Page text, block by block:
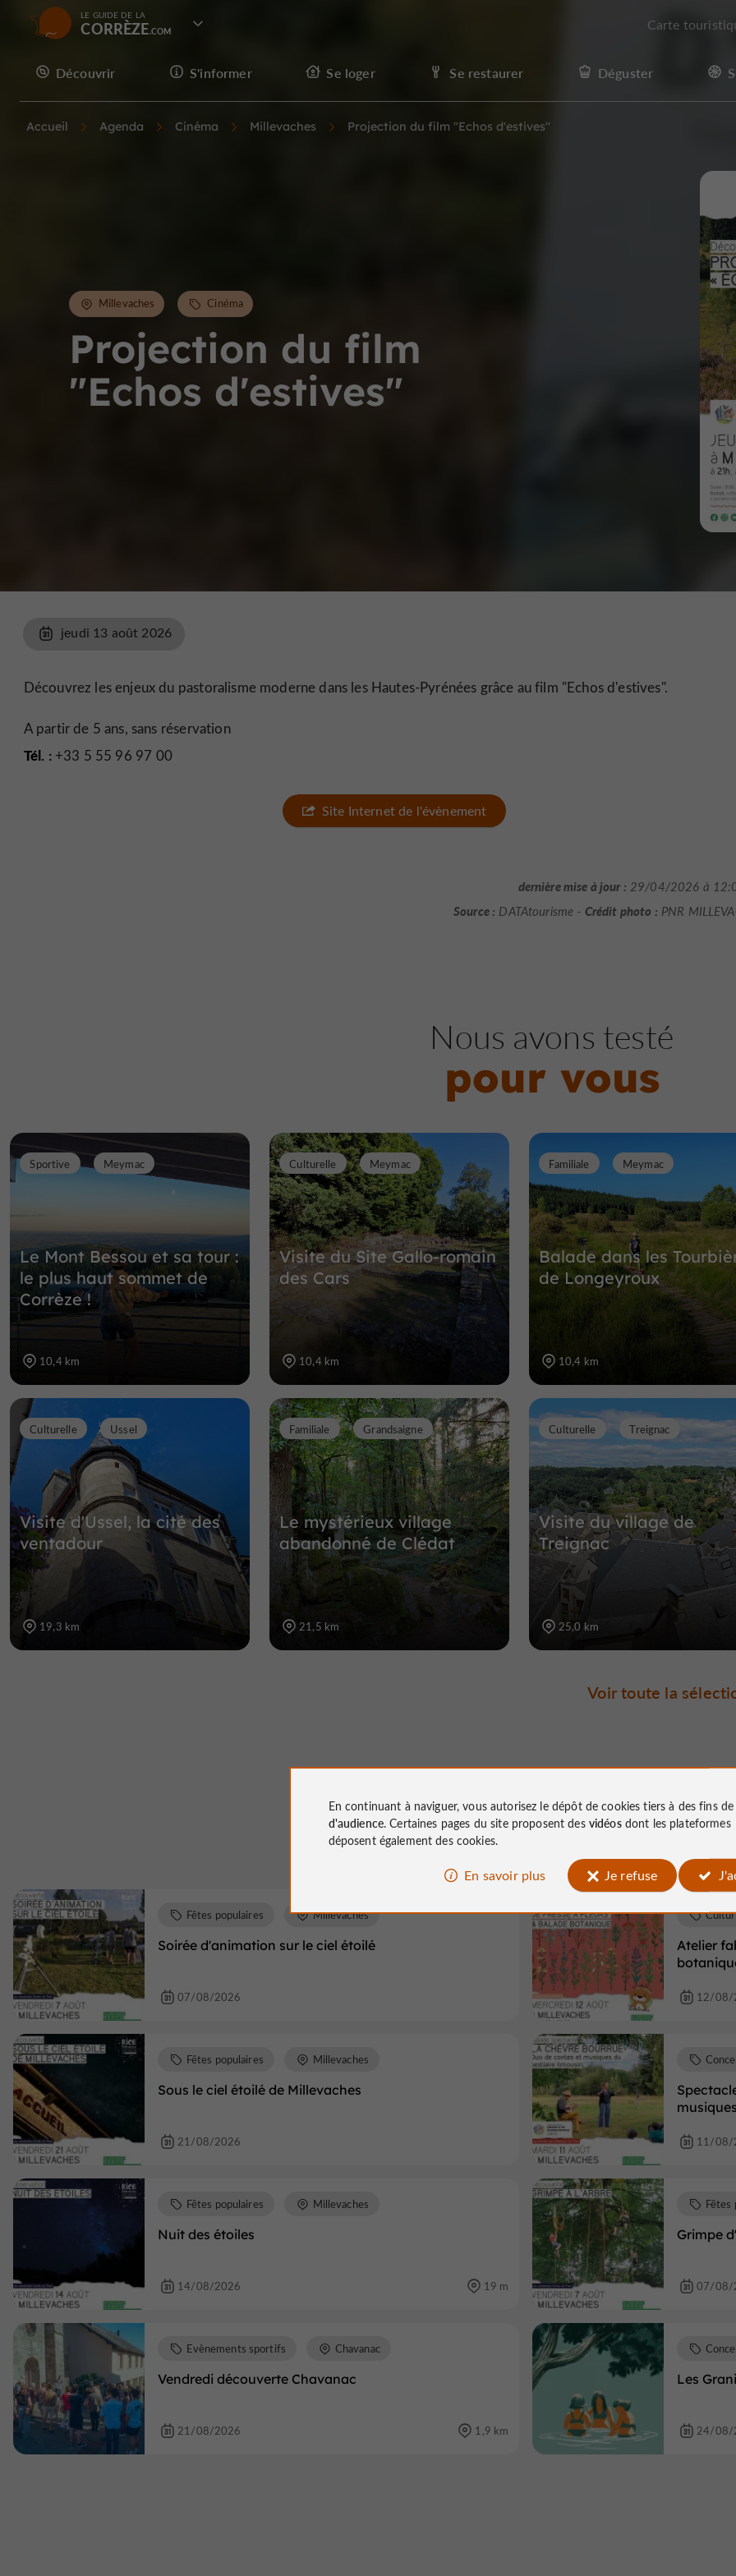
LE GUIDE DE LA
CORRÈZE Carte
Découvrir S'informer Se loger Se restaurer Déguster
Accueil Agenda Cinéma Millevaches Projection du film "Echos d'estives"
Projection du film
"Echos d'estives"
Millevaches Cinéma
jeudi 13 août 2026
Découvrez les enjeux du pastoralisme moderne dans les Hautes-Pyrénées grâce au film "Echos d'estives".
A partir de 5 ans, sans réservation
Tél. :+33 5 55 96 97 00
Site Internet de l'évènement
dernière mise à jour : 29/04/2026 à
Source : DATAtourisme - Crédit photo : PNR
Nous avons testé
pour vous
Le Mont Bessou et sa tour :
le plus haut sommet de
Corrèze !
Sportive Meymac
10,4 km
Visite du Site Gallo-romain
des Cars
Culturelle Meymac
10,4 km
Balade dans les
de Longeyroux
Familiale Meymac
10,4 km
Visite d'Ussel, la cité des
ventadour
Culturelle Ussel
19,3 km
Le mystérieux village
abandonné de Clédat
Familiale Grandsaigne
21,5 km
Visite du village de
Treignac
Culturelle Treignac
25,0 km
Voir toute la
Évènements
à proximité
Soirée d'animation sur le ciel étoilé
Fêtes populaires Millevaches
07/08/2026
Atelier
12/08/
Sous le ciel étoilé de Millevaches
Fêtes populaires Millevaches
21/08/2026 11/08/
Nuit des étoiles
Fêtes populaires Millevaches
14/08/2026 19 m
Grimpe
Fêtes
07/08/
Vendredi découverte Chavanac
Evènements sportifs Chavanac
21/08/2026 1,9 km
Les
24/08/
En continuant à naviguer, vous autorisez le dépôt de cookies tiers à des fins
d'audience. Certaines pages du site proposent des vidéosdont les plateformes
déposent également des cookies.
En savoir plus Je refuse